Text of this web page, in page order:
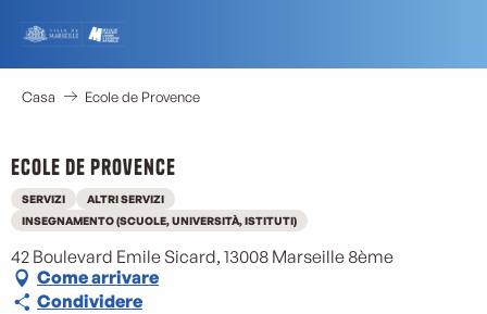
contenu
principal
Casa Ecole de Provence
Ecole de Provence
SERVIZI
ALTRI SERVIZI
INSEGNAMENTO (SCUOLE, UNIVERSITÀ, ISTITUTI)
42 Boulevard Emile Sicard, 13008 Marseille 8ème
Come arrivare
Condividere